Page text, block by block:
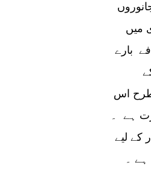
میں
بارے
طرح اس
ہے ۔
کے لیے
35 سے 50 فیصد تک ہے ۔